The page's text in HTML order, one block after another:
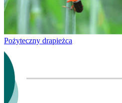
Pożyteczny drapieżca